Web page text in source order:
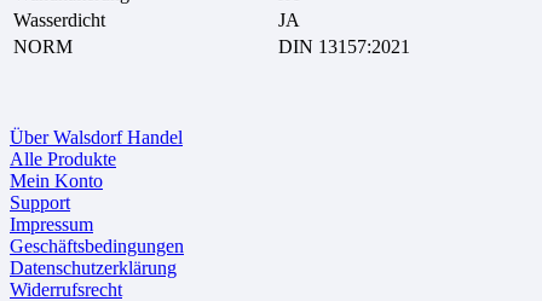
Wasserdicht
JA
NORM
DIN 13157:2021
Über Walsdorf Handel
Alle Produkte
Mein Konto
Support
Impressum
Geschäftsbedingungen
Datenschutzerklärung
Widerrufsrecht